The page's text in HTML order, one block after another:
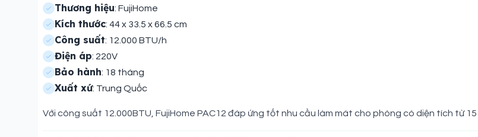
Thương hiệu: FujiHome
Kích thước: 44 x 33.5 x 66.5 cm
Công suất: 12.000 BTU/h
Điện áp: 220V
Bảo hành: 18 tháng
Xuất xứ: Trung Quốc
Với công suất 12.000BTU, FujiHome PAC12 đáp ứng tốt nhu cầu làm mát cho phòng có diện tích từ